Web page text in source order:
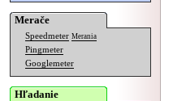
Merače
Speedmeter Merania
Pingmeter
Googlemeter
Hľadanie